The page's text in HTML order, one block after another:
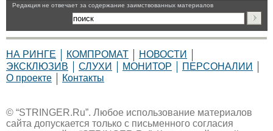
Pедакция не отвечает за содержание заимствованных материалов
НА РИНГЕ КОМПРОМАТ
НОВОСТИ
ЭКСКЛЮЗИВ
СЛУХИ МОНИТОР
ПЕРСОНАЛИИ
О проекте
Контакты
© “STRINGER.Ru”. Любое использование материалов
сайта допускается только с письменного согласия